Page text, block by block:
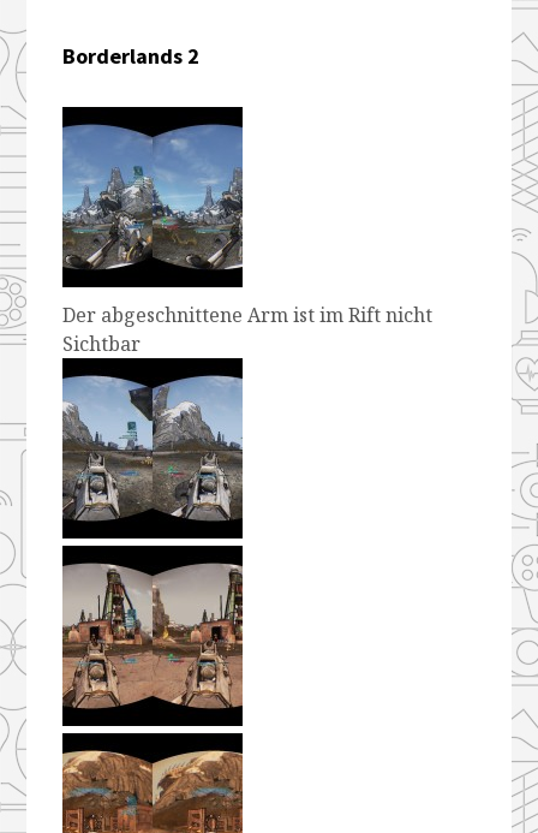
Borderlands 2
Der abgeschnittene Arm ist im Rift nicht
Sichtbar